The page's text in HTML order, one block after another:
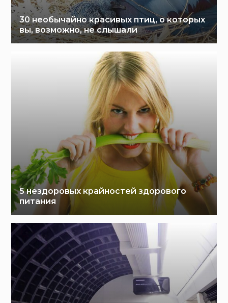
30 необычайно красивых птиц, о которых
вы, возможно, не слышали
5 нездоровых крайностей здорового
питания